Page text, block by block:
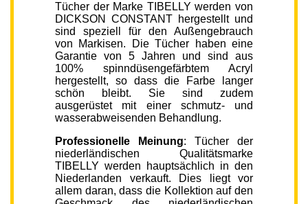
Tücher der Marke TIBELLY werden von
DICKSON CONSTANT hergestellt und
sind speziell für den Außengebrauch
von Markisen. Die Tücher haben eine
Garantie von 5 Jahren und sind aus
100% spinndüsengefärbtem Acryl
hergestellt, so dass die Farbe langer
schön bleibt. Sie sind zudem
ausgerüstet mit einer schmutz- und
wasserabweisenden Behandlung.
Professionelle Meinung: Tücher der
niederländischen Qualitätsmarke
TIBELLY werden hauptsächlich in den
Niederlanden verkauft. Dies liegt vor
allem daran, dass die Kollektion auf den